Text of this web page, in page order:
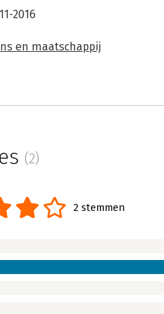
2016
en maatschappij
(2)
2 stemmen